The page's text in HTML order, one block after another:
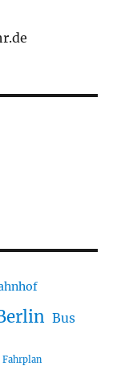
Bus
Fahrplan